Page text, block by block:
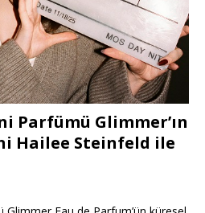
Parfümü Glimmer’ın
Hailee Steinfeld ile